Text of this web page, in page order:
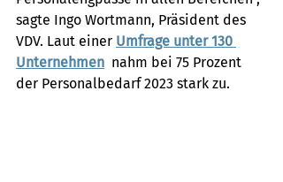
sagte Ingo Wortmann, Präsident des
VDV. Laut einer Umfrage unter 130
Unternehmen
  nahm bei 75 Prozent
der Personalbedarf 2023 stark zu.